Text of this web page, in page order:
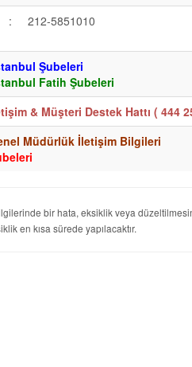
: 212-5851010
Şubeleri
Fatih Şubeleri
& Müşteri Destek Hattı ( 444
Müdürlük İletişim Bilgileri
bir hata, eksiklik veya
en kısa sürede yapılacaktır.